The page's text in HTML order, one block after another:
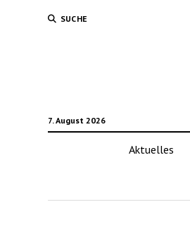
SUCHE
7. August 2026
Aktuelles